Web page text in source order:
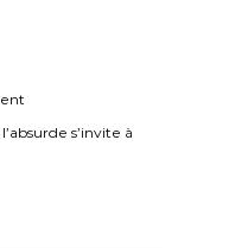
s’invite à